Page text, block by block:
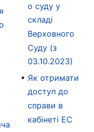
о суду у
складі
Верховного
Суду (з
03.10.2023)
Як отримати
доступ до
справи в
кабінеті ЕС